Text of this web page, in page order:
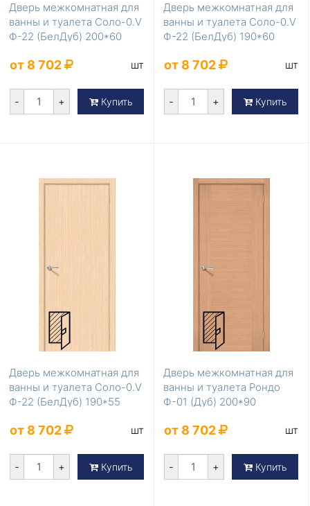
Дверь межкомнатная для
ванны и туалета Соло-0.V
Ф-22 (БелДуб) 200*60
от 8 702 шт
- + Купить
Дверь межкомнатная для
ванны и туалета Соло-0.V
Ф-22 (БелДуб) 190*60
от 8 702 шт
- + Купить
Дверь межкомнатная для
ванны и туалета Соло-0.V
Ф-22 (БелДуб) 190*55
от 8 702 шт
- + Купить
Дверь межкомнатная для
ванны и туалета Рондо
Ф-01 (Дуб) 200*90
от 8 702 шт
- + Купить